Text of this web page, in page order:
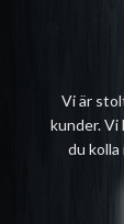
Vi är
kunder. Vi
du kolla